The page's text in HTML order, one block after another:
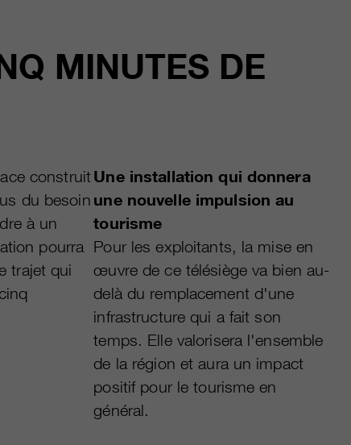
MINUTES DE
construit
du besoin
à un
pourra
trajet qui
Une installation qui donnera
une nouvelle impulsion au
tourisme
Pour les exploitants, la mise en
œuvre de ce télésiège va bien au-
delà du remplacement d'une
infrastructure qui a fait son
temps. Elle valorisera l'ensemble
de la région et aura un impact
positif pour le tourisme en
général.